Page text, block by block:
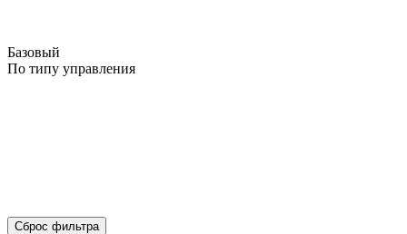
Базовый
По типу управления
Сброс фильтра